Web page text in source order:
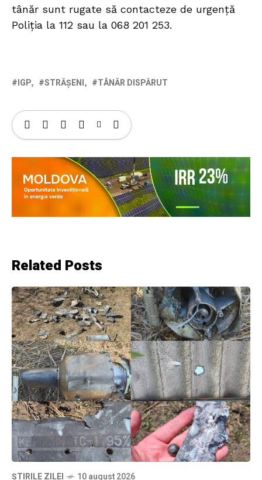
tânăr sunt rugate să contacteze de urgență
Poliția la 112 sau la 068 201 253.
IGP STRĂȘENI TÂNĂR DISPĂRUT
Related Posts
ȘTIRILE ZILEI 10 august 2026